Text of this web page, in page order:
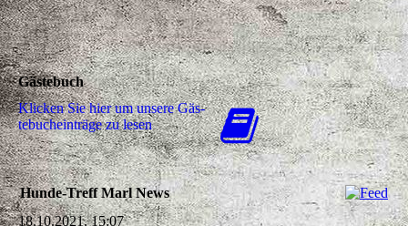
Gästebuch
Klicken Sie hier um unsere Gäs­
te­buch­ein­trä­ge zu lesen
Hunde-Treff Marl News
18.10.2021, 15:07